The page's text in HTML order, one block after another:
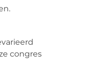
congres